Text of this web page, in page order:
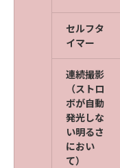
セルフタ
イマー
連続撮影
（ストロ
ボが自動
発光しな
い明るさ
におい
て）